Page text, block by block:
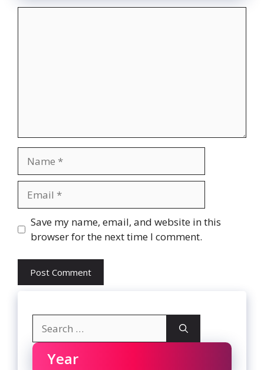
Website
Save my name, email, and website in this
browser for the next time I comment.
for:
Year